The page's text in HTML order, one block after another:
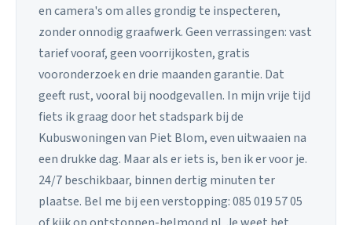
en camera's om alles grondig te inspecteren,
zonder onnodig graafwerk. Geen verrassingen: vast
tarief vooraf, geen voorrijkosten, gratis
vooronderzoek en drie maanden garantie. Dat
geeft rust, vooral bij noodgevallen. In mijn vrije tijd
fiets ik graag door het stadspark bij de
Kubuswoningen van Piet Blom, even uitwaaien na
een drukke dag. Maar als er iets is, ben ik er voor je.
24/7 beschikbaar, binnen dertig minuten ter
plaatse. Bel me bij een verstopping: 085 019 57 05